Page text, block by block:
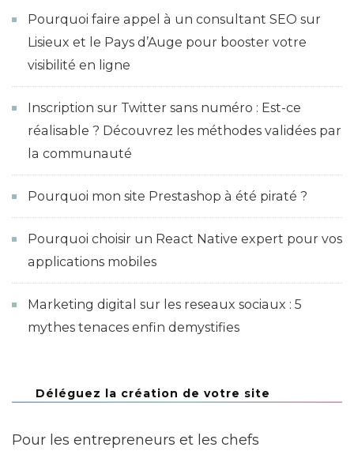
Pourquoi faire appel à un consultant SEO sur
Lisieux et le Pays d’Auge pour booster votre
visibilité en ligne
Inscription sur Twitter sans numéro : Est-ce
réalisable ? Découvrez les méthodes validées par
la communauté
Pourquoi mon site Prestashop à été piraté ?
Pourquoi choisir un React Native expert pour vos
applications mobiles
Marketing digital sur les reseaux sociaux : 5
mythes tenaces enfin demystifies
Déléguez la création de votre site
Pour les entrepreneurs et les chefs